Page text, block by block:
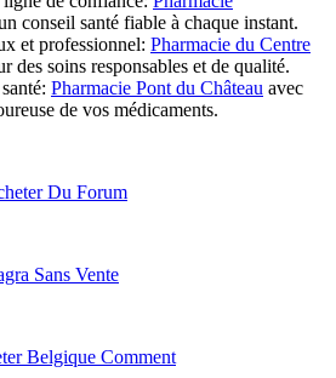
conseil santé fiable à chaque instant.
et professionnel: Pharmacie du Centre
des soins responsables et de qualité.
Pharmacie Pont du Château avec
de vos médicaments.
Du Forum
Sans Vente
Belgique Comment